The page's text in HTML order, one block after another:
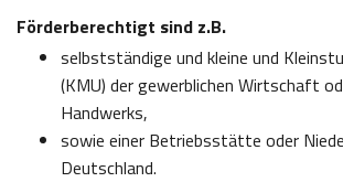
Förderberechtigt sind z.B.
selbstständige und kleine und
(KMU) der gewerblichen Wirtschaft
Handwerks,
sowie einer Betriebsstätte oder
Deutschland.